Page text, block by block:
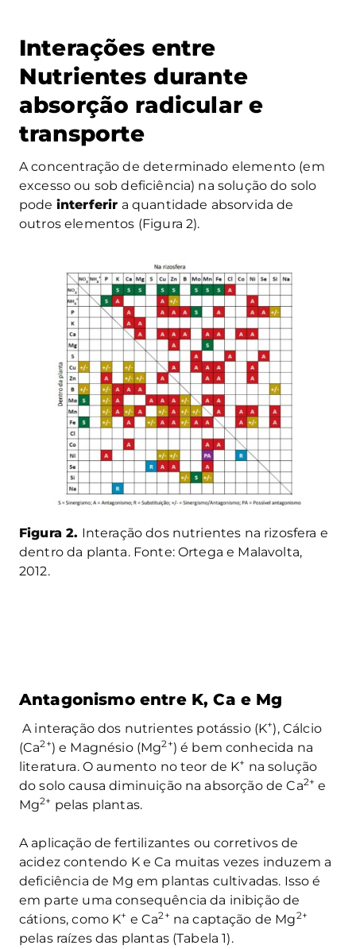
Interações entre
Nutrientes durante
absorção radicular e
transporte
A concentração de determinado elemento (em
excesso ou sob deficiência) na solução do solo
pode interferir a quantidade absorvida de
outros elementos (Figura 2).
Figura 2. Interação dos nutrientes na rizosfera e
dentro da planta. Fonte: Ortega e Malavolta,
2012.
Antagonismo entre K, Ca e Mg
A interação dos nutrientes potássio (K+), Cálcio
(Ca2+) e Magnésio (Mg2+) é bem conhecida na
literatura. O aumento no teor de K+ na solução
do solo causa diminuição na absorção de Ca2+ e
Mg2+ pelas plantas.
A aplicação de fertilizantes ou corretivos de
acidez contendo K e Ca muitas vezes induzem a
deficiência de Mg em plantas cultivadas. Isso é
em parte uma consequência da inibição de
cátions, como K+ e Ca2+ na captação de Mg2+
pelas raízes das plantas (Tabela 1).